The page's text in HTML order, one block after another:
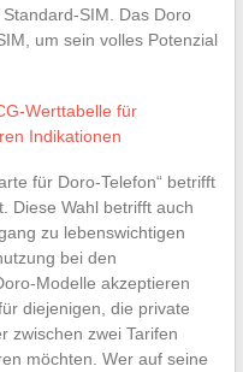
SIM. Das Doro
um sein volles Potenzial
Werttabelle für
Indikationen
für Doro-Telefon“ betrifft
Diese Wahl betrifft auch
zu lebenswichtigen
bei den
Modelle akzeptieren
diejenigen, die private
zwischen zwei Tarifen
möchten. Wer auf seine